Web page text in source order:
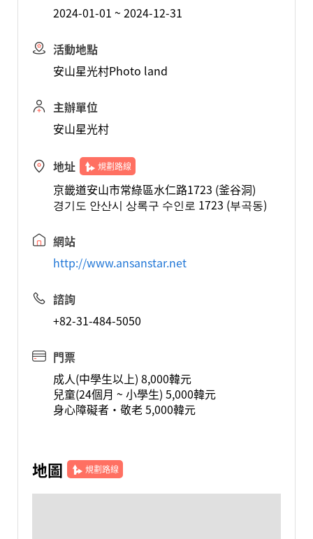
2024-01-01 ~ 2024-12-31
活動地點
安山星光村Photo land
主辦單位
安山星光村
地址 規劃路線
京畿道安山市常綠區水仁路1723 (釜谷洞)
경기도 안산시 상록구 수인로 1723 (부곡동)
網站
http://www.ansanstar.net
諮詢
+82-31-484-5050
門票
成人(中學生以上) 8,000韓元
兒童(24個月 ~ 小學生) 5,000韓元
身心障礙者·敬老 5,000韓元
地圖 規劃路線